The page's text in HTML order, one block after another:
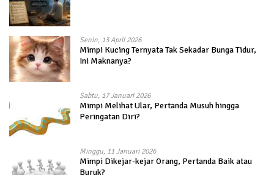
Senin, 13 April 2026
Mimpi Kucing Ternyata Tak Sekadar Bunga Tidur,
Ini Maknanya?
Sabtu, 17 Januari 2026
Mimpi Melihat Ular, Pertanda Musuh hingga
Peringatan Diri?
Minggu, 11 Januari 2026
Mimpi Dikejar-kejar Orang, Pertanda Baik atau
Buruk?